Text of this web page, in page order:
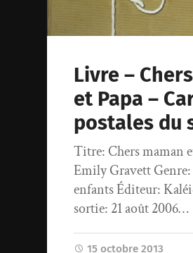
Livre –
et Papa –
postales du
Titre: Chers maman
Emily Gravett
enfants Éditeur:
sortie: 21 août 2006…
15 octobre 2013